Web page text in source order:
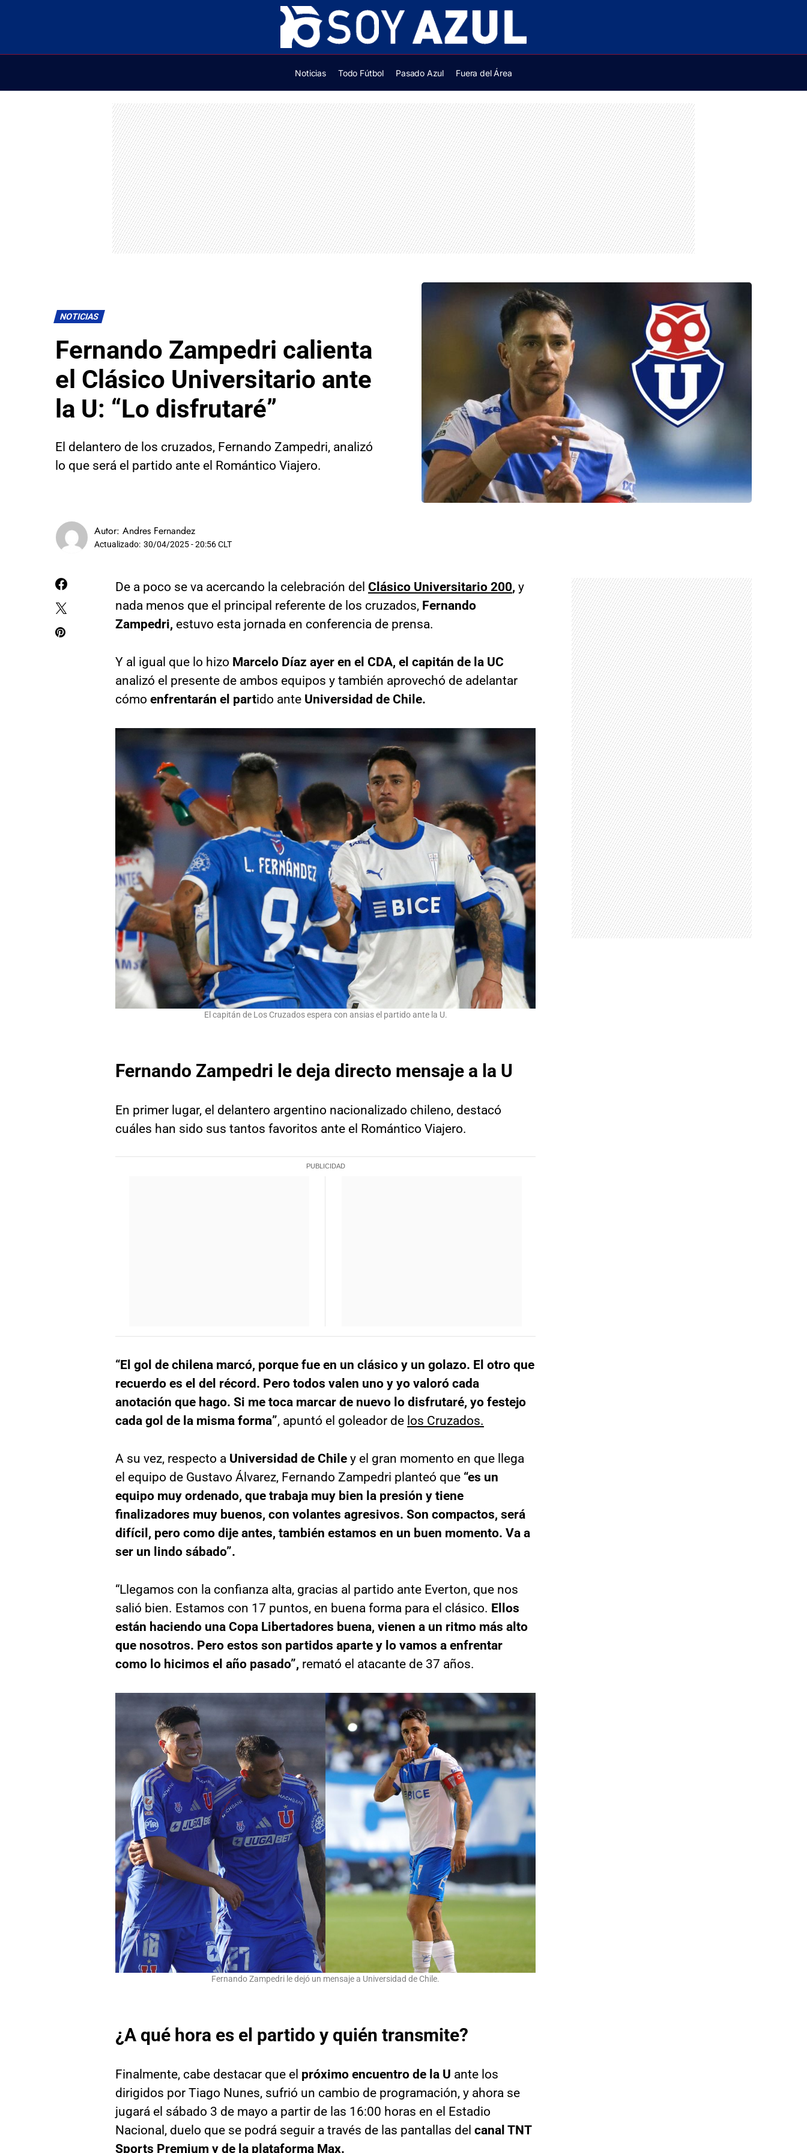
Noticias Todo Fútbol Pasado Azul Fuera del Área
NOTICIAS
Fernando Zampedri calienta
el Clásico Universitario ante
la U: “Lo disfrutaré”
El delantero de los cruzados, Fernando Zampedri, analizó
lo que será el partido ante el Romántico Viajero.
Autor: Andres Fernandez
Actualizado: 30/04/2025 - 20:56 CLT
De a poco se va acercando la celebración del Clásico Universitario 200, y
nada menos que el principal referente de los cruzados, Fernando
Zampedri, estuvo esta jornada en conferencia de prensa.
Y al igual que lo hizo Marcelo Díaz ayer en el CDA, el capitán de la UC
analizó el presente de ambos equipos y también aprovechó de adelantar
cómo enfrentarán el partido ante Universidad de Chile.
El capitán de Los Cruzados espera con ansias el partido ante la U.
Fernando Zampedri le deja directo mensaje a la U
En primer lugar, el delantero argentino nacionalizado chileno, destacó
cuáles han sido sus tantos favoritos ante el Romántico Viajero.
“El gol de chilena marcó, porque fue en un clásico y un golazo. El otro que
recuerdo es el del récord. Pero todos valen uno y yo valoró cada
anotación que hago. Si me toca marcar de nuevo lo disfrutaré, yo festejo
cada gol de la misma forma”, apuntó el goleador de los Cruzados.
A su vez, respecto a Universidad de Chile y el gran momento en que llega
el equipo de Gustavo Álvarez, Fernando Zampedri planteó que “es un
equipo muy ordenado, que trabaja muy bien la presión y tiene
finalizadores muy buenos, con volantes agresivos. Son compactos, será
difícil, pero como dije antes, también estamos en un buen momento. Va a
ser un lindo sábado”.
“Llegamos con la confianza alta, gracias al partido ante Everton, que nos
salió bien. Estamos con 17 puntos, en buena forma para el clásico. Ellos
están haciendo una Copa Libertadores buena, vienen a un ritmo más alto
que nosotros. Pero estos son partidos aparte y lo vamos a enfrentar
como lo hicimos el año pasado”, remató el atacante de 37 años.
Fernando Zampedri le dejó un mensaje a Universidad de Chile.
¿A qué hora es el partido y quién transmite?
Finalmente, cabe destacar que el próximo encuentro de la U ante los
dirigidos por Tiago Nunes, sufrió un cambio de programación, y ahora se
jugará el sábado 3 de mayo a partir de las 16:00 horas en el Estadio
Nacional, duelo que se podrá seguir a través de las pantallas del canal TNT
Sports Premium y de la plataforma Max.